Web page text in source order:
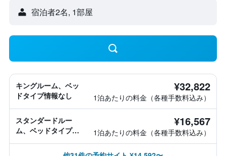
宿泊者2名, 1​部屋
キングルーム、ベッ
ドタイプ情報なし
¥32,822
1泊あたりの料金（各種手数料込み）
スタンダードルー
ム、ベッドタイプ情
¥16,567
1泊あたりの料金（各種手数料込み）